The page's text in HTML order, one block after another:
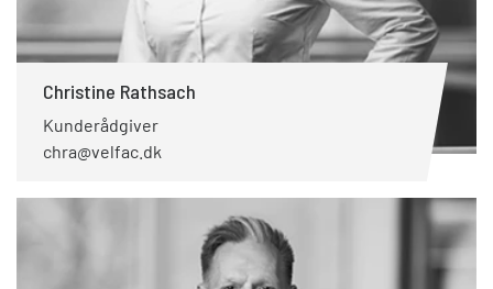
Christine Rathsach
Kunderådgiver
chra@velfac.dk